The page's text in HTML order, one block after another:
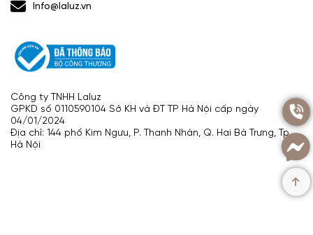
Info@laluz.vn
Công ty TNHH Laluz
GPKD số 0110590104 Sở KH và ĐT TP Hà Nội cấp ngày
04/01/2024
Địa chỉ: 144 phố Kim Ngưu, P. Thanh Nhàn, Q. Hai Bà Trưng, Tp.
Hà Nội